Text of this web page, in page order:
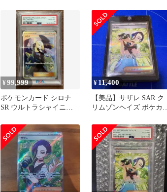
キ…
¥99,999
ポケモンカード シロナ
SR ウルトラシャイニー
¥ 11,400
【美品】サザレ SAR ク
リムゾンヘイズ ポケカ・